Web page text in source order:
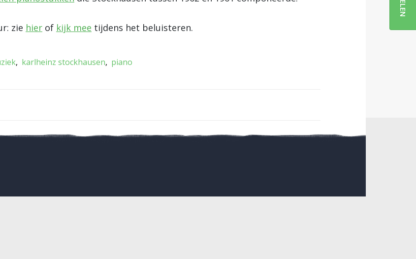
zie hier of kijk mee tijdens het beluisteren.
karlheinz stockhausen piano